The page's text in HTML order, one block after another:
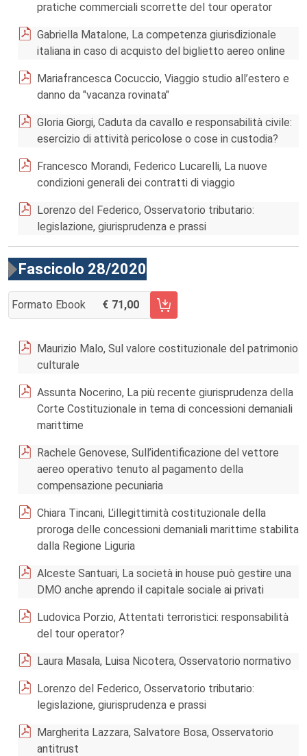
pratiche commerciali scorrette del tour operator
Gabriella Matalone, La competenza giurisdizionale
italiana in caso di acquisto del biglietto aereo online
Mariafrancesca Cocuccio, Viaggio studio all’estero e
danno da "vacanza rovinata"
Gloria Giorgi, Caduta da cavallo e responsabilità civile:
esercizio di attività pericolose o cose in custodia?
Francesco Morandi, Federico Lucarelli, La nuove
condizioni generali dei contratti di viaggio
Lorenzo del Federico, Osservatorio tributario:
legislazione, giurisprudenza e prassi
Fascicolo 28/2020
Formato Ebook 71,00
AGGIUNGI AL CARRELLO FASCICOLO 28/2020
Maurizio Malo, Sul valore costituzionale del patrimonio
culturale
Assunta Nocerino, La più recente giurisprudenza della
Corte Costituzionale in tema di concessioni demaniali
marittime
Rachele Genovese, Sull’identificazione del vettore
aereo operativo tenuto al pagamento della
compensazione pecuniaria
Chiara Tincani, L’illegittimità costituzionale della
proroga delle concessioni demaniali marittime stabilita
dalla Regione Liguria
Alceste Santuari, La società in house può gestire una
DMO anche aprendo il capitale sociale ai privati
Ludovica Porzio, Attentati terroristici: responsabilità
del tour operator?
Laura Masala, Luisa Nicotera, Osservatorio normativo
Lorenzo del Federico, Osservatorio tributario:
legislazione, giurisprudenza e prassi
Margherita Lazzara, Salvatore Bosa, Osservatorio
antitrust